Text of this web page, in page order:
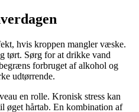
hvis kroppen mangler væske.
tørt. Sørg for at drikke vand
forbruget af alkohol og
udtørrende.
en rolle. Kronisk stress kan
øget hårtab. En kombination af